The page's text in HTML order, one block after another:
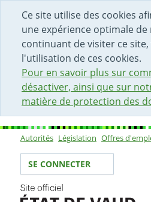
Ce site utilise des cookies
une expérience optimale de
continuant de visiter ce site,
l'utilisation de ces cookies.
Pour en savoir plus sur
désactiver, ainsi que sur
matière de protection des
DÉBUT DU CONTENU DE LA
ACCÈS AU CHAMP DE
PAGE D'ACCUEIL
FORMULAIRE DE CONTACT
Sous-navigation
Autorités Législation Offres
Votre identité
SE CONNECTER